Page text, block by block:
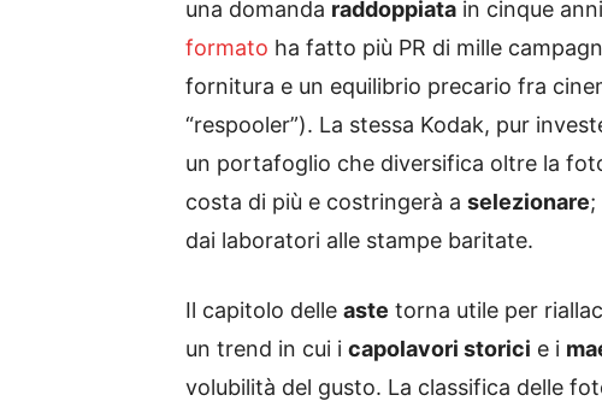
una domanda raddoppiata in cinque
formato ha fatto più PR di mille
fornitura e un equilibrio precario fra
“respooler”). La stessa Kodak, pur
un portafoglio che diversifica oltre la
costa di più e costringerà a selezionare;
dai laboratori alle stampe baritate.
Il capitolo delle aste torna utile per
un trend in cui i capolavori storici e i
volubilità del gusto. La classifica delle